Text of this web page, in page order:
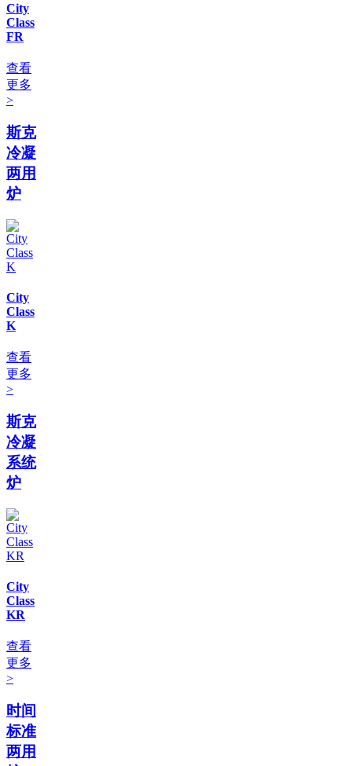
City
Class
FR
查看
更多
>
斯克
冷凝
两用
炉
City
Class
K
查看
更多
>
斯克
冷凝
系统
炉
City
Class
KR
查看
更多
>
时间
标准
两用